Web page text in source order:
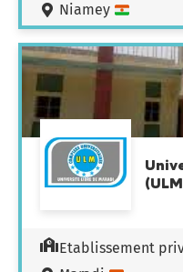
Niamey
Etablissement